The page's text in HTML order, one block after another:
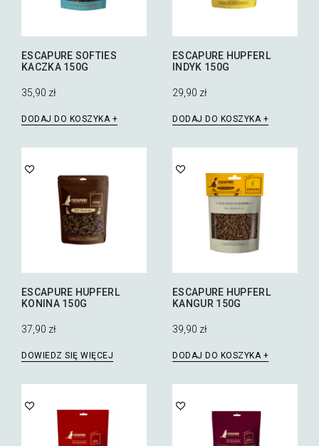
stronie
ESCAPURE SOFTIES
KACZKA 150G
35,90 zł
DODAJ DO KOSZYKA
ESCAPURE HUPFERL
INDYK 150G
29,90 zł
DODAJ DO KOSZYKA
ESCAPURE HUPFERL
KONINA 150G
37,90 zł
DOWIEDZ SIĘ WIĘCEJ
ESCAPURE HUPFERL
KANGUR 150G
39,90 zł
DODAJ DO KOSZYKA